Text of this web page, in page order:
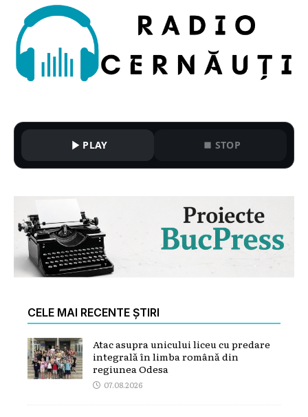
PLAY STOP
CELE MAI RECENTE ȘTIRI
Atac asupra unicului liceu cu predare
integrală în limba română din
regiunea Odesa
07.08.2026